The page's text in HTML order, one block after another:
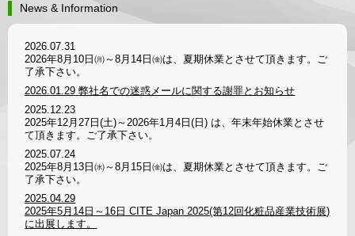
News & Information
2026.07.31
2026年8月10日㈪～8月14日㈮は、夏期休業とさせて頂きます。ご
了承下さい。
2026.01.29 弊社名での迷惑メールに関する謝罪とお知らせ
2025.12.23
2025年12月27日(土)～2026年1月4日(日) は、年末年始休業とさせ
て頂きます。ご了承下さい。
2025.07.24
2025年8月13日㈬～8月15日㈮は、夏期休業とさせて頂きます。ご
了承下さい。
2025.04.29
2025年5月14日～16日 CITE Japan 2025(第12回化粧品産業技術展)
に出展します。